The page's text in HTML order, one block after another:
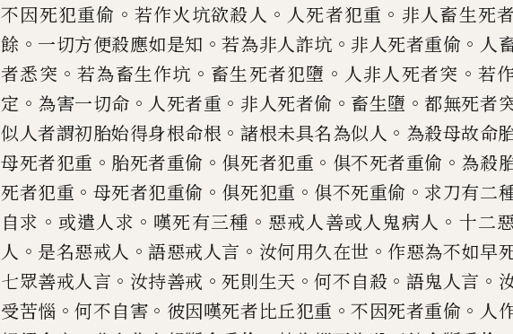
不因死犯重偷 。 若作火坑欲殺人 。 人死者犯重 。 非人畜生死
餘 。 一切方便殺應如是知 。若為非人詐坑 。 非人死者重偷 。 人
者悉突 。若為畜生作坑 。 畜生死者犯墮 。 人非人死者突 。 若
定 。 為害一切命 。 人死者重 。 非人死者偷 。 畜生墮 。 都無死者
似人者謂初胎始得身根命根 。 諸根未具名為似人 。 為殺母故命
母死者犯重 。 胎死者重偷 。 俱死者犯重 。 俱不死者重偷 。 為殺
死者犯重 。 母死者犯重偷 。 俱死犯重 。 俱不死重偷 。 求刀有二
自求 。 或遣人求 。 嘆死有三種 。 惡戒人善或人鬼病人 。 十二
人 。 是名惡戒人 。語惡戒人言 。 汝何用久在世 。 作惡為不如早
七眾善戒人言 。 汝持善戒 。死則生天 。何不自殺 。 語鬼人言 。
受苦惱 。何不自害 。 彼因嘆死者比丘犯重 。不因死者重偷 。 人